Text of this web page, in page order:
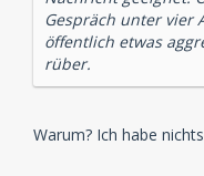
Gespräch unter vier
öffentlich etwas
rüber.
Warum? Ich habe